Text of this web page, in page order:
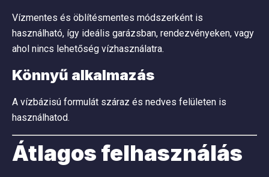
Vízmentes és öblítésmentes módszerként is
használható, így ideális garázsban, rendezvényeken, vagy
ahol nincs lehetőség vízhasználatra.
Könnyű alkalmazás
A vízbázisú formulát száraz és nedves felületen is
használhatod.
Átlagos felhasználás